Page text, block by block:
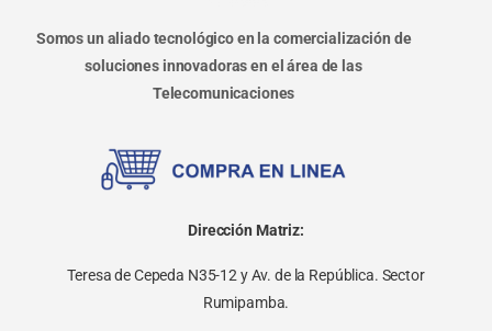
Somos un aliado tecnológico en la comercialización de
soluciones innovadoras en el área de las
Telecomunicaciones
Dirección Matriz:
Teresa de Cepeda N35-12 y Av. de la República. Sector
Rumipamba.